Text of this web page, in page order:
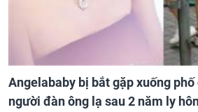
Angelababy bị bắt gặp xuống
người đàn ông lạ sau 2 năm ly